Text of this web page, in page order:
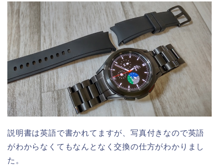
説明書は英語で書かれてますが、写真付きなので英語
がわからなくてもなんとなく交換の仕方がわかりまし
た。